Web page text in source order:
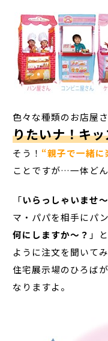
色々な種類のお店屋
りたいナ！キ
そう！ “親子で一緒
ことですが…一体ど
「いらっしゃいませ～
マ・パパを相手にパ
何にしますか～？ 」
ように注文を聞いて
住宅展示場のひろば
なりますよ。